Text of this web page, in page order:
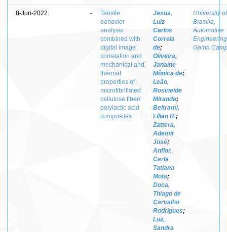
8-Jun-2022 -
Tensile
behavior
analysis
combined with
digital image
correlation and
mechanical and
thermal
properties of
microfibrillated
cellulose fiber/
polylactic acid
composites
Jesus,
Luiz
Carlos
Correia
de;
Oliveira,
Janaíne
Mônica de;
Leão,
Rosineide
Miranda;
Beltrami,
Lílian R.;
Zattera,
Ademir
José;
Anflor,
Carla
Tatiana
Mota;
Doca,
Thiago de
Carvalho
Rodrigues;
Luz,
Sandra
University of
Brasília,
Automotive
Gama